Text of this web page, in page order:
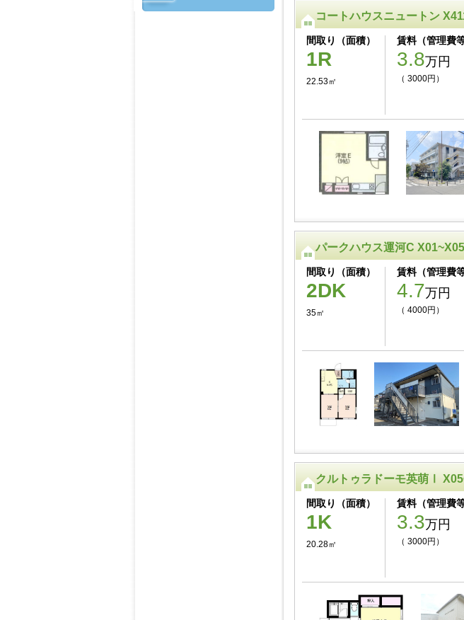
コートハウスニュートン
間取り（面積）
1R
22.53㎡
賃料（管理費等
3.8万円
（ 3000円）
パークハウス運河C
間取り（面積）
2DK
35㎡
賃料（管理費等
4.7万円
（ 4000円）
クルトゥラドーモ英萌Ⅰ
間取り（面積）
1K
20.28㎡
賃料（管理費等
3.3万円
（ 3000円）